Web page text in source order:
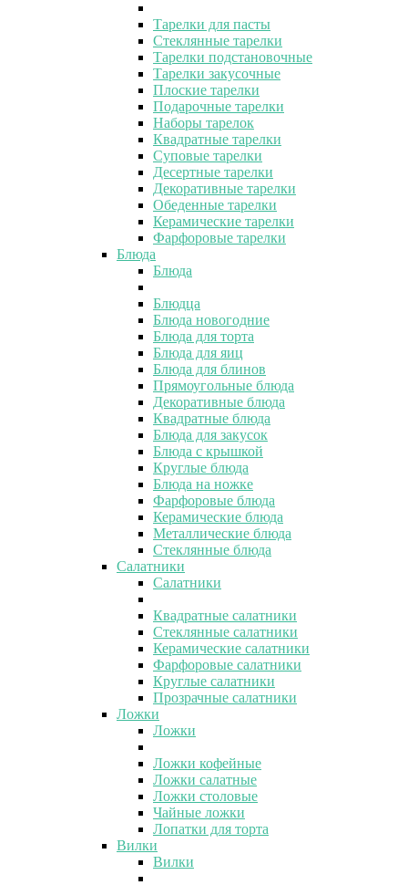
Тарелки для пасты
Стеклянные тарелки
Тарелки подстановочные
Тарелки закусочные
Плоские тарелки
Подарочные тарелки
Наборы тарелок
Квадратные тарелки
Суповые тарелки
Десертные тарелки
Декоративные тарелки
Обеденные тарелки
Керамические тарелки
Фарфоровые тарелки
Блюда
Блюда
Блюдца
Блюда новогодние
Блюда для торта
Блюда для яиц
Блюда для блинов
Прямоугольные блюда
Декоративные блюда
Квадратные блюда
Блюда для закусок
Блюда с крышкой
Круглые блюда
Блюда на ножке
Фарфоровые блюда
Керамические блюда
Металлические блюда
Стеклянные блюда
Салатники
Салатники
Квадратные салатники
Стеклянные салатники
Керамические салатники
Фарфоровые салатники
Круглые салатники
Прозрачные салатники
Ложки
Ложки
Ложки кофейные
Ложки салатные
Ложки столовые
Чайные ложки
Лопатки для торта
Вилки
Вилки